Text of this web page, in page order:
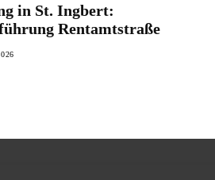
in St. Ingbert:
Rentamtstraße